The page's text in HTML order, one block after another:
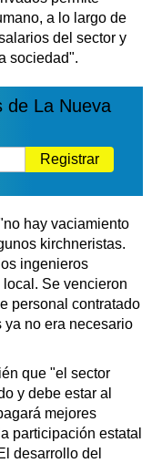
a lo largo de
del sector y
sociedad".
de La Nueva
Registrar
hay vaciamiento
kirchneristas.
ingenieros
Se vencieron
personal contratado
ya no era necesario
que "el sector
y debe estar al
mejores
participación estatal
desarrollo del